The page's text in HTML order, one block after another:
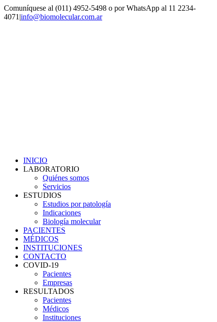
Saltar
al
Comuníquese al (011) 4952-5498 o por WhatsApp al 11 2234-
4071 |info@biomolecular.com.ar
INICIO
LABORATORIO
Quiénes somos
Servicios
ESTUDIOS
Estudios por patología
Indicaciones
Biología molecular
PACIENTES
MÉDICOS
INSTITUCIONES
CONTACTO
COVID-19
Pacientes
Empresas
RESULTADOS
Pacientes
Médicos
Instituciones